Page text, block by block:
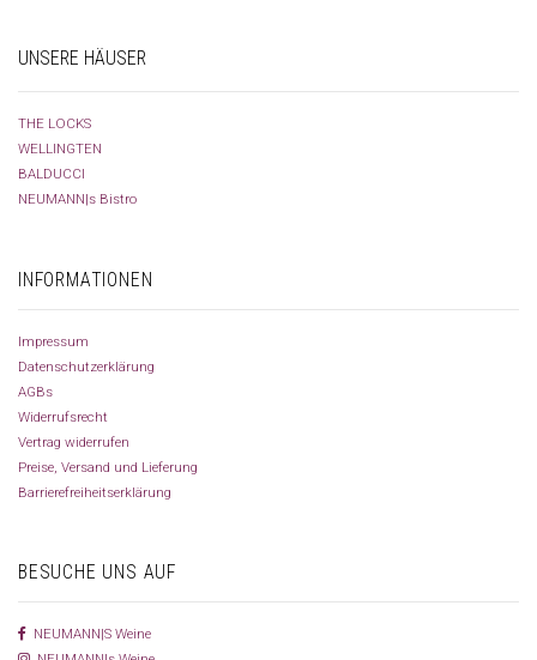
UNSERE HÄUSER
THE LOCKS
WELLINGTEN
BALDUCCI
NEUMANN|s Bistro
INFORMATIONEN
Impressum
Datenschutzerklärung
AGBs
Widerrufsrecht
Vertrag widerrufen
Preise, Versand und Lieferung
Barrierefreiheitserklärung
BESUCHE UNS AUF
NEUMANN|S Weine